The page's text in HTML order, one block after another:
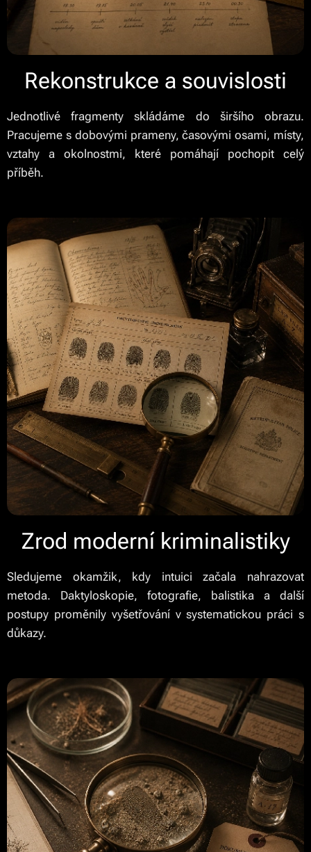
Rekonstrukce a souvislosti
Jednotlivé fragmenty skládáme do širšího obrazu.
Pracujeme s dobovými prameny, časovými osami, místy,
vztahy a okolnostmi, které pomáhají pochopit celý
příběh.
Zrod moderní kriminalistiky
Sledujeme okamžik, kdy intuici začala nahrazovat
metoda. Daktyloskopie, fotografie, balistika a další
postupy proměnily vyšetřování v systematickou práci s
důkazy.